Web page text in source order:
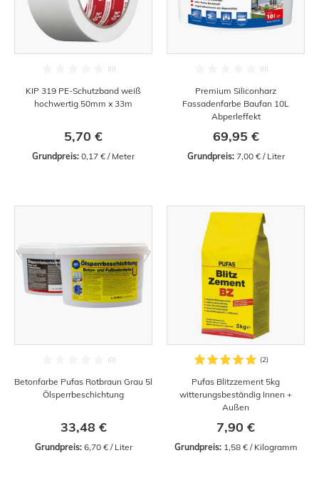
KIP 319 PE-Schutzband weiß
hochwertig 50mm x 33m
5,70 €
Grundpreis: 0,17 € / Meter
Premium Siliconharz
Fassadenfarbe Baufan 10L
Abperleffekt
69,95 €
Grundpreis: 7,00 € / Liter
Betonfarbe Pufas Rotbraun Grau 5l
Ölsperrbeschichtung
33,48 €
Grundpreis: 6,70 € / Liter
Pufas Blitzzement 5kg
witterungsbeständig Innen +
Außen
7,90 €
Grundpreis: 1,58 € / Kilogramm